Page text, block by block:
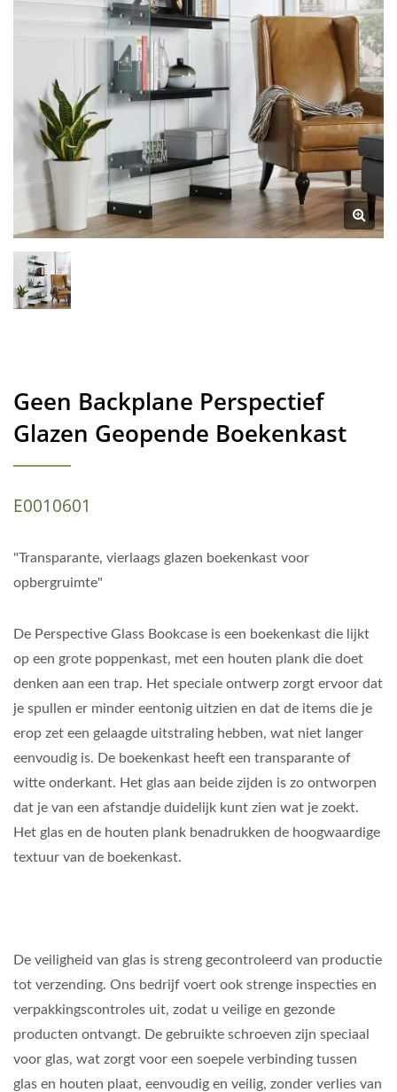
Geen Backplane Perspectief
Glazen Geopende Boekenkast
E0010601
"Transparante, vierlaags glazen boekenkast voor
opbergruimte"
De Perspective Glass Bookcase is een boekenkast die lijkt
op een grote poppenkast, met een houten plank die doet
denken aan een trap. Het speciale ontwerp zorgt ervoor dat
je spullen er minder eentonig uitzien en dat de items die je
erop zet een gelaagde uitstraling hebben, wat niet langer
eenvoudig is. De boekenkast heeft een transparante of
witte onderkant. Het glas aan beide zijden is zo ontworpen
dat je van een afstandje duidelijk kunt zien wat je zoekt.
Het glas en de houten plank benadrukken de hoogwaardige
textuur van de boekenkast.
De veiligheid van glas is streng gecontroleerd van productie
tot verzending. Ons bedrijf voert ook strenge inspecties en
verpakkingscontroles uit, zodat u veilige en gezonde
producten ontvangt. De gebruikte schroeven zijn speciaal
voor glas, wat zorgt voor een soepele verbinding tussen
glas en houten plaat, eenvoudig en veilig, zonder verlies van